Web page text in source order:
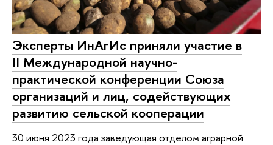
Эксперты ИнАгИс приняли участие в
II Международной научно-
практической конференции Союза
организаций и лиц, содействующих
развитию сельской кооперации
30 июня 2023 года заведующая отделом аграрной